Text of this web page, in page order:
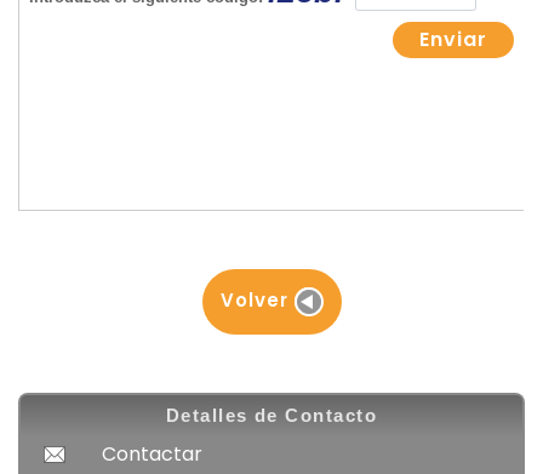
Volver
Detalles de Contacto
Contactar